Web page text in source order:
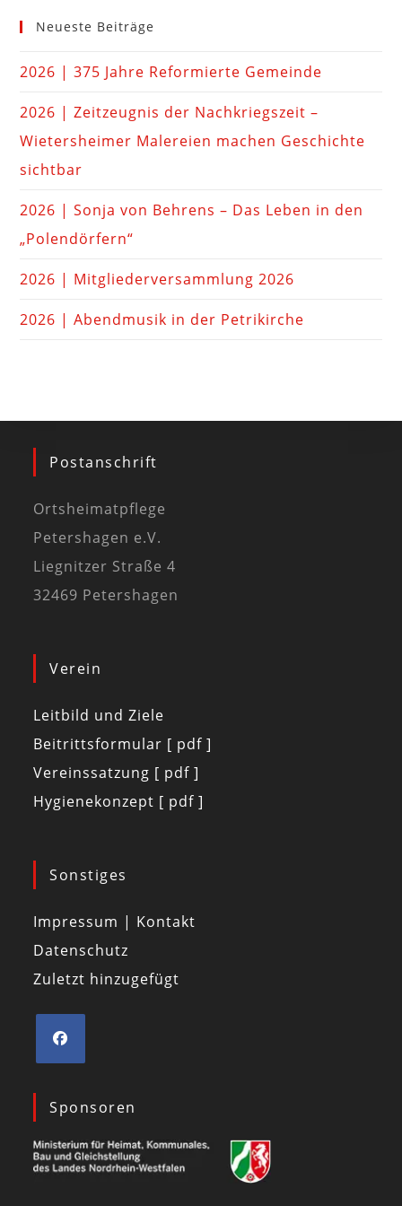
Neueste Beiträge
2026 | 375 Jahre Reformierte Gemeinde
2026 | Zeitzeugnis der Nachkriegszeit –
Wietersheimer Malereien machen Geschichte
sichtbar
2026 | Sonja von Behrens – Das Leben in den
„Polendörfern“
2026 | Mitgliederversammlung 2026
2026 | Abendmusik in der Petrikirche
Postanschrift
Ortsheimatpflege
Petershagen e.V.
Liegnitzer Straße 4
32469 Petershagen
Verein
Leitbild und Ziele
Beitrittsformular [ pdf ]
Vereinssatzung [ pdf ]
Hygienekonzept [ pdf ]
Sonstiges
Impressum | Kontakt
Datenschutz
Zuletzt hinzugefügt
Sponsoren